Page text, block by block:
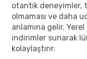
otantik deneyimler,
olmaması ve daha
anlamına gelir.
indirimler sunarak
kolaylaştırır.